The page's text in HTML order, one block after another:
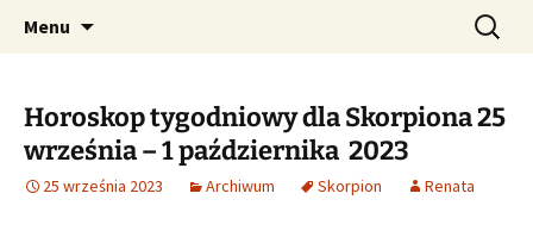
CzaroMarowy horoskop
dzienny, miesięczny i
tygodniowy
Profesjonalne przepowiednie astrologiczne
Menu Szukaj:
Horoskop tygodniowy dla Skorpiona 25
września – 1 października 2023
25 września 2023 Archiwum Skorpion Renata